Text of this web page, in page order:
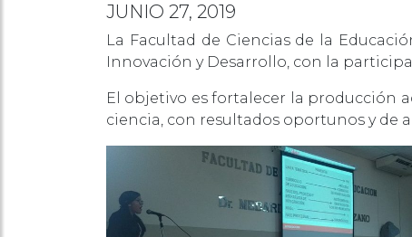
JUNIO 27, 2019
La Facultad de Ciencias de la
Innovación y Desarrollo, con la
El objetivo es fortalecer la producción
ciencia, con resultados oportunos y de